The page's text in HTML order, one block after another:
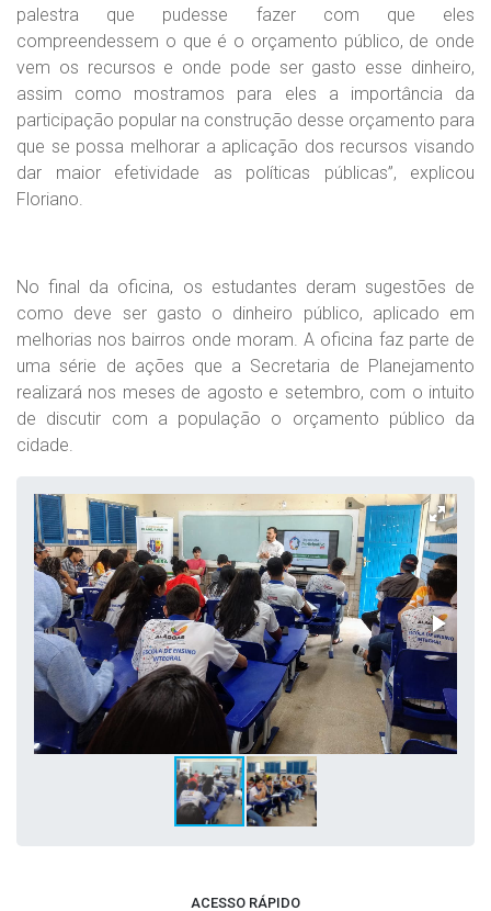
palestra que pudesse fazer com que eles
compreendessem o que é o orçamento público, de onde
vem os recursos e onde pode ser gasto esse dinheiro,
assim como mostramos para eles a importância da
participação popular na construção desse orçamento para
que se possa melhorar a aplicação dos recursos visando
dar maior efetividade as políticas públicas”, explicou
Floriano.
No final da oficina, os estudantes deram sugestões de
como deve ser gasto o dinheiro público, aplicado em
melhorias nos bairros onde moram. A oficina faz parte de
uma série de ações que a Secretaria de Planejamento
realizará nos meses de agosto e setembro, com o intuito
de discutir com a população o orçamento público da
cidade.
ACESSO RÁPIDO